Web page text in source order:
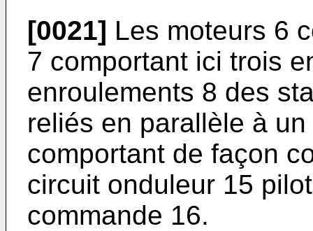
[0021] Les moteurs 6
7 comportant ici trois
enroulements 8 des
reliés en parallèle à
comportant de façon
circuit onduleur 15
commande 16.